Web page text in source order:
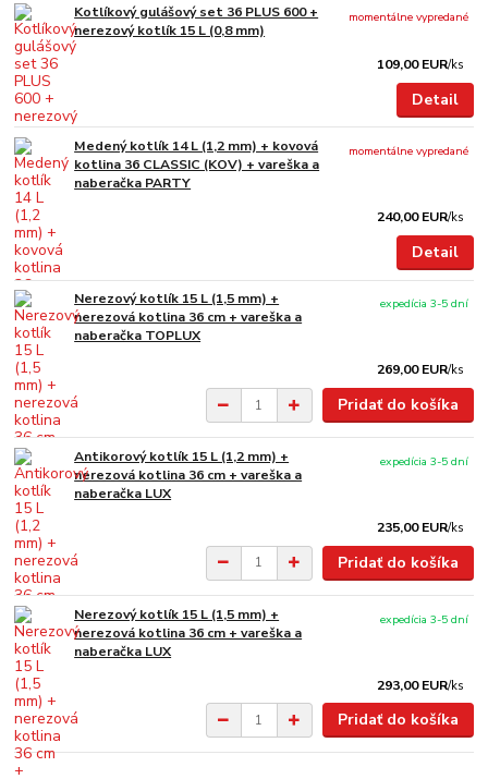
Kotlíkový gulášový set 36 PLUS 600 +
nerezový kotlík 15 L (0,8 mm)
109,00 EUR/ks
momentálne vypredané
Detail
Medený kotlík 14 L (1,2 mm) + kovová
kotlina 36 CLASSIC (KOV) + vareška a
naberačka PARTY
240,00 EUR/ks
momentálne vypredané
Detail
Nerezový kotlík 15 L (1,5 mm) +
nerezová kotlina 36 cm + vareška a
naberačka TOPLUX
269,00 EUR/ks
expedícia 3-5 dní
Pridať do košíka
Antikorový kotlík 15 L (1,2 mm) +
nerezová kotlina 36 cm + vareška a
naberačka LUX
235,00 EUR/ks
expedícia 3-5 dní
Pridať do košíka
Nerezový kotlík 15 L (1,5 mm) +
nerezová kotlina 36 cm + vareška a
naberačka LUX
293,00 EUR/ks
expedícia 3-5 dní
Pridať do košíka